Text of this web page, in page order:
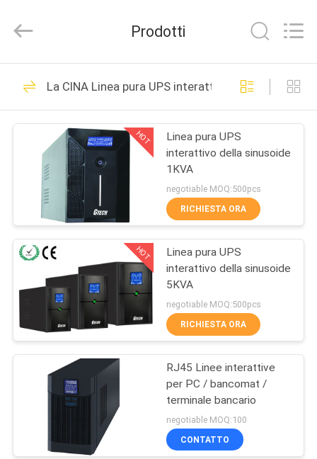
CASA.
PRODOTTI
VISITA
ALLA
FABBRICA
CONTROLLO
DELLA
QUALITÀ
CONTATTACI
TECH
POWER
Rights
Tecnologia UPS di G
87
Linea pura UPS
interattivo della
sinusoide
48
PWM UPS
Prodotti
La CINA Linea pura UPS interattivo della sinusoide
HOT
Linea pura UPS
interattivo della sinusoide
1KVA
negotiable MOQ:500pcs
RICHIESTA ORA
HOT
Linea pura UPS
interattivo della sinusoide
5KVA
negotiable MOQ:500pcs
RICHIESTA ORA
RJ45 Linee interattive
per PC / bancomat /
terminale bancario
negotiable MOQ:100
CONTATTO